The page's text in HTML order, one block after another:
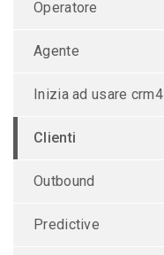
Operatore
Agente
Inizia ad usare crm4
Clienti
Outbound
Predictive